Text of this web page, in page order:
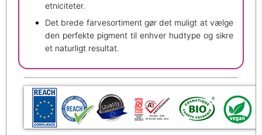
etniciteter.
Det brede farvesortiment gør det muligt at vælge
den perfekte pigment til enhver hudtype og sikre
et naturligt resultat.